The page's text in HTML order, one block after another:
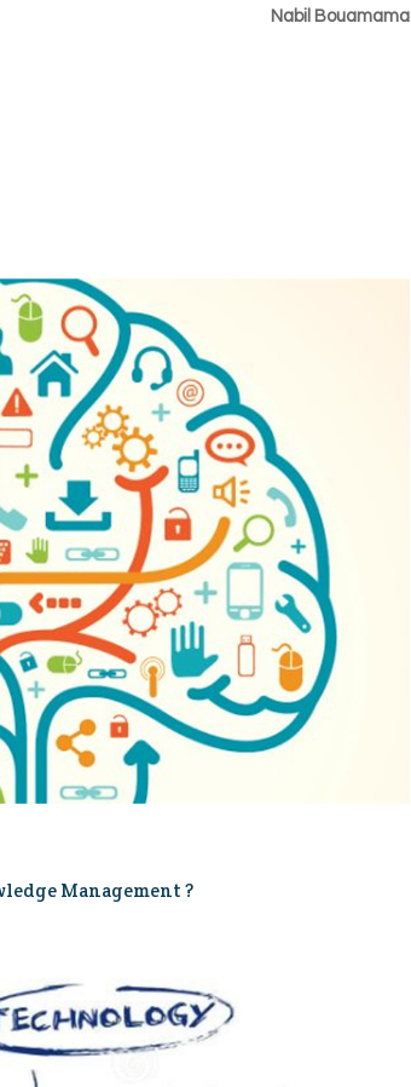
Nabil Bouamama
Management ?